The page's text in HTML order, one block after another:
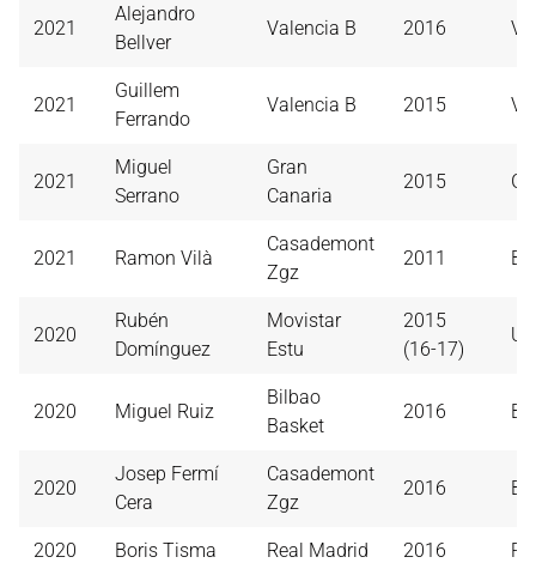
2021
Alejandro
Bellver
Valencia B 2016
2021
Guillem
Ferrando
Valencia B 2015
2021
Miguel
Serrano
Gran
Canaria
2015
2021 Ramon Vilà
Casademont
Zgz
2011
2020
Rubén
Domínguez
Movistar
Estu
2015
(16-17)
2020 Miguel Ruiz
Bilbao
Basket
2016
2020
Josep Fermí
Cera
Casademont
Zgz
2016 B.
2020 Boris Tisma Real Madrid 2016